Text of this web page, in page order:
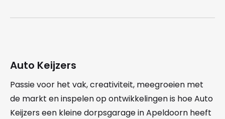
Auto Keijzers
Passie voor het vak, creativiteit, meegroeien met
de markt en inspelen op ontwikkelingen is hoe Auto
Keijzers een kleine dorpsgarage in Apeldoorn heeft